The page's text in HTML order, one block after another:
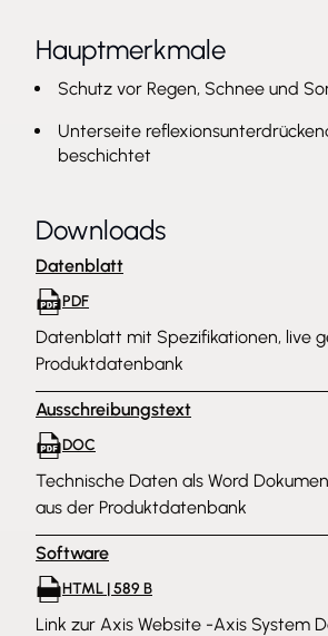
Hauptmerkmale
Schutz vor Regen, Schnee und
Unterseite
beschichtet
Downloads
Datenblatt
PDF
Datenblatt mit Spezifikationen, live
Produktdatenbank
Ausschreibungstext
DOC
Technische Daten als Word
aus der Produktdatenbank
Software
HTML | 589 B
Link zur Axis Website -Axis System